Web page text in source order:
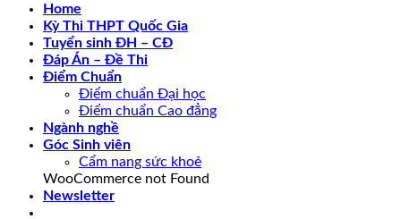
Home
Kỳ Thi THPT Quốc Gia
Tuyển sinh ĐH – CĐ
Đáp Án – Đề Thi
Điểm Chuẩn
Điểm chuẩn Đại học
Điểm chuẩn Cao đẳng
Ngành nghề
Góc Sinh viên
Cẩm nang sức khoẻ
WooCommerce not Found
Newsletter